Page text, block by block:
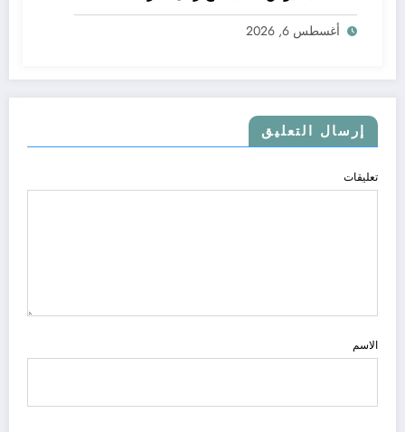
أغسطس 6, 2026
إرسال التعليق
تعليقات
الاسم